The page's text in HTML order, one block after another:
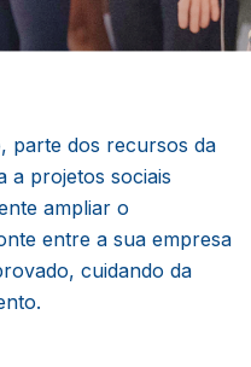
parte dos recursos da
a projetos sociais
ampliar o
entre a sua empresa
cuidando da